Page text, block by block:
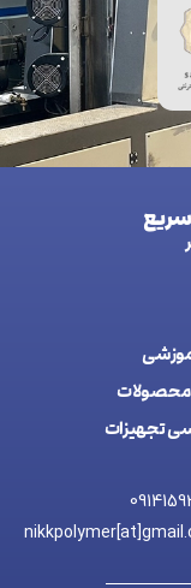
محصولات
تجهیزات